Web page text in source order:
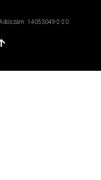
14053049-2-20.